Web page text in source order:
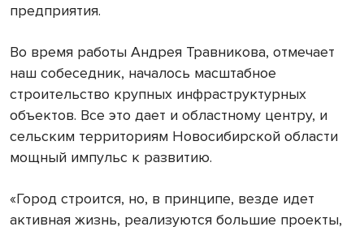
предприятия.
Во время работы Андрея Травникова, отмечает
наш собеседник, началось масштабное
строительство крупных инфраструктурных
объектов. Все это дает и областному центру, и
сельским территориям Новосибирской области
мощный импульс к развитию.
«Город строится, но, в принципе, везде идет
активная жизнь, реализуются большие проекты,